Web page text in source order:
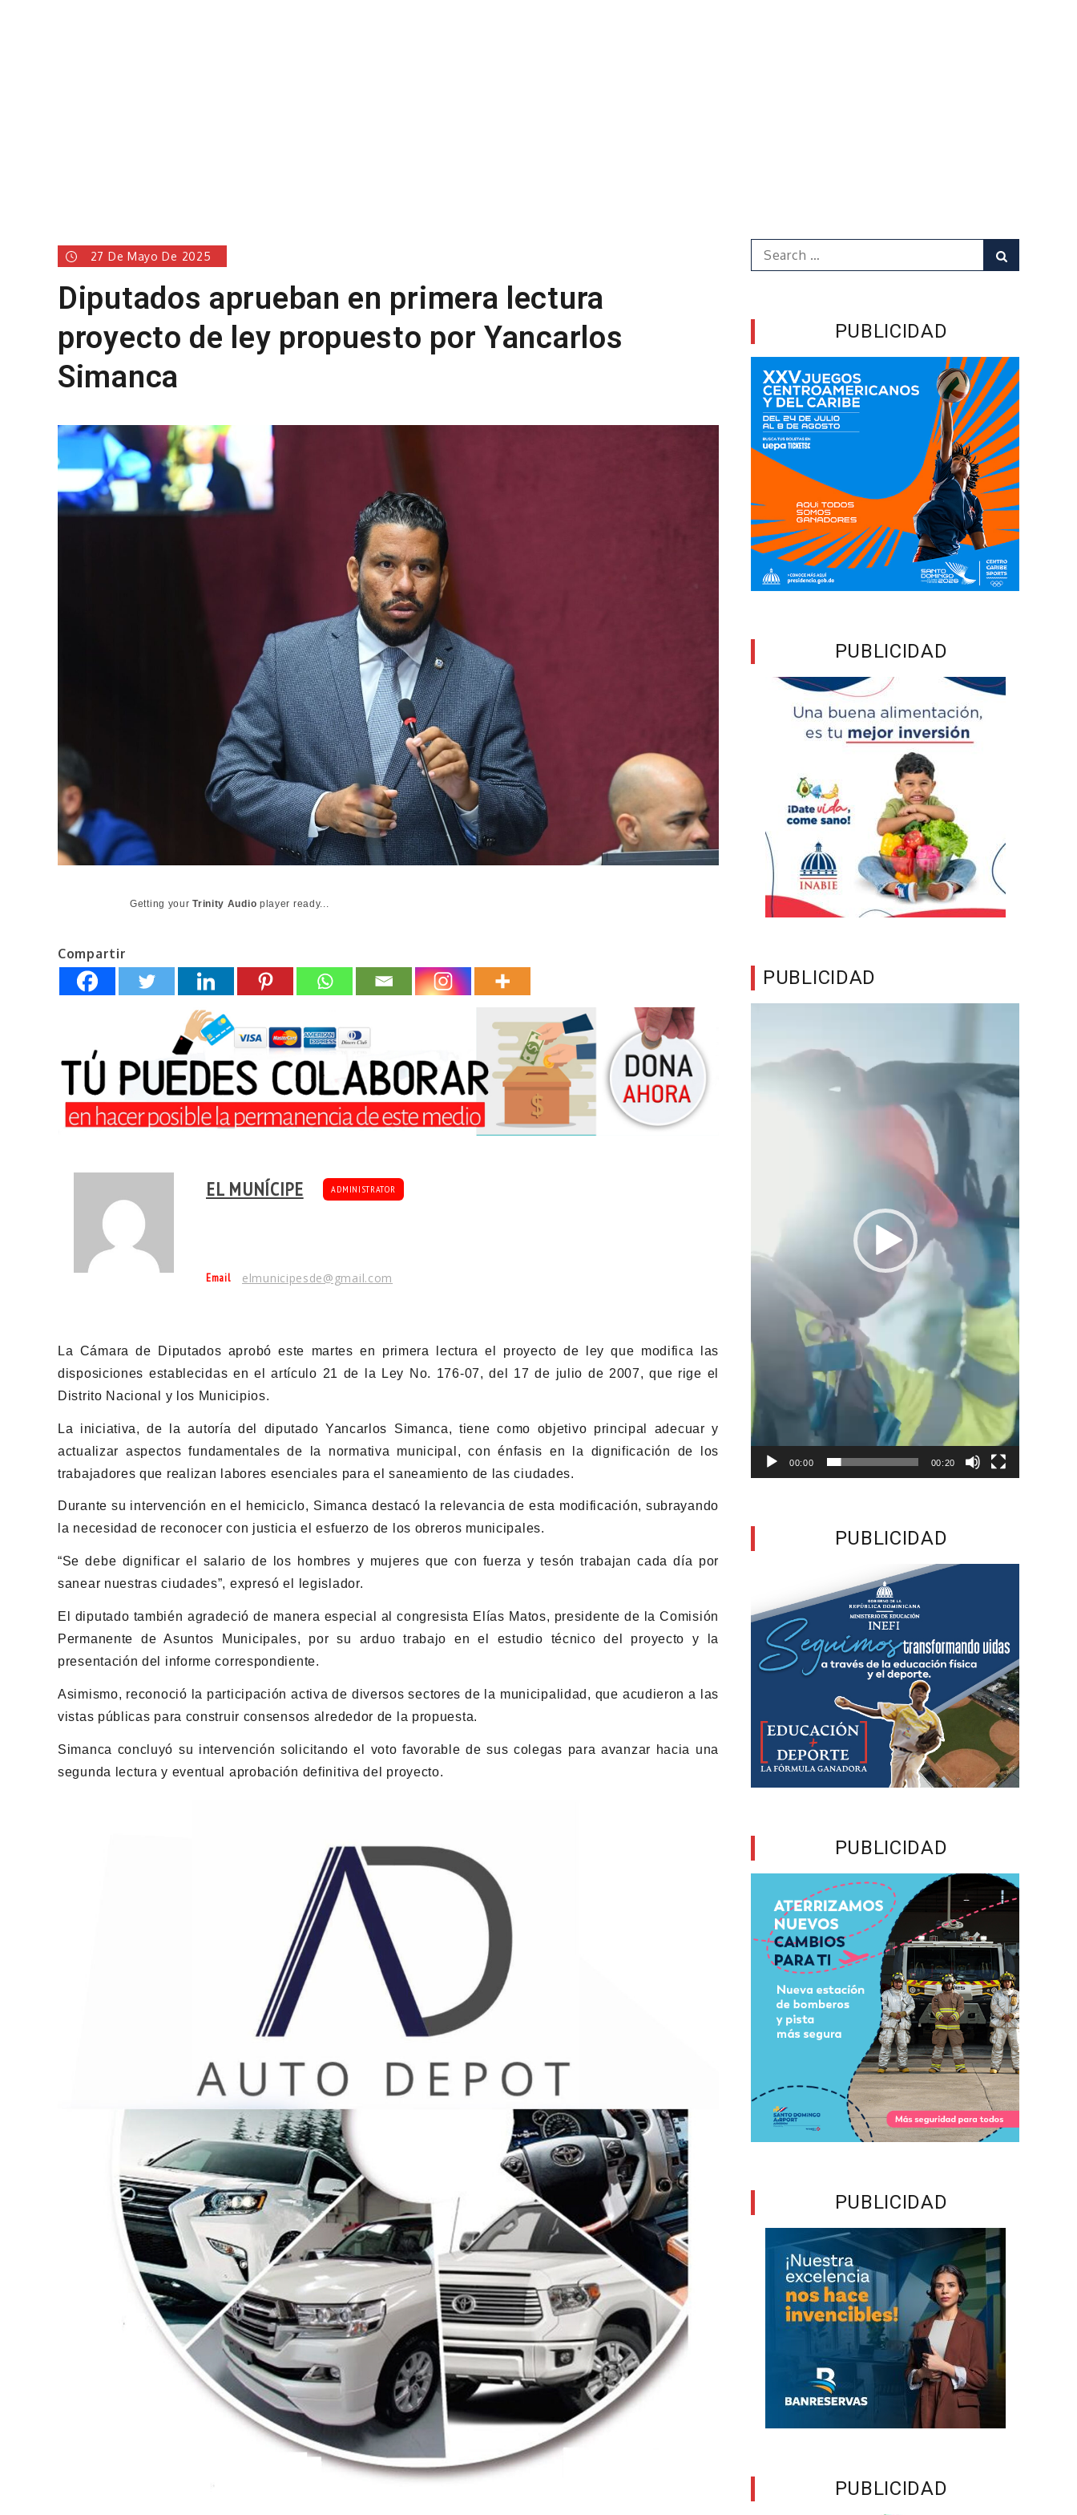
27 De Mayo De 2025
Diputados aprueban en primera lectura
proyecto de ley propuesto por Yancarlos
Simanca
Getting yourTrinity Audio player ready...
Compartir
EL MUNÍCIPE ADMINISTRATOR
Email elmunicipesde@gmail.com
La Cámara de Diputados aprobó este martes en primera lectura el proyecto de ley que modifica las
disposiciones establecidas en el artículo 21 de la Ley No. 176-07, del 17 de julio de 2007, que rige el
Distrito Nacional y los Municipios.
La iniciativa, de la autoría del diputado Yancarlos Simanca, tiene como objetivo principal adecuar y
actualizar aspectos fundamentales de la normativa municipal, con énfasis en la dignificación de los
trabajadores que realizan labores esenciales para el saneamiento de las ciudades.
Durante su intervención en el hemiciclo, Simanca destacó la relevancia de esta modificación, subrayando
la necesidad de reconocer con justicia el esfuerzo de los obreros municipales.
“Se debe dignificar el salario de los hombres y mujeres que con fuerza y tesón trabajan cada día por
sanear nuestras ciudades”, expresó el legislador.
El diputado también agradeció de manera especial al congresista Elías Matos, presidente de la Comisión
Permanente de Asuntos Municipales, por su arduo trabajo en el estudio técnico del proyecto y la
presentación del informe correspondiente.
Asimismo, reconoció la participación activa de diversos sectores de la municipalidad, que acudieron a las
vistas públicas para construir consensos alrededor de la propuesta.
Simanca concluyó su intervención solicitando el voto favorable de sus colegas para avanzar hacia una
segunda lectura y eventual aprobación definitiva del proyecto.
Search
for:
PUBLICIDAD
PUBLICIDAD
PUBLICIDAD
00:00 00:20
PUBLICIDAD
PUBLICIDAD
PUBLICIDAD
PUBLICIDAD